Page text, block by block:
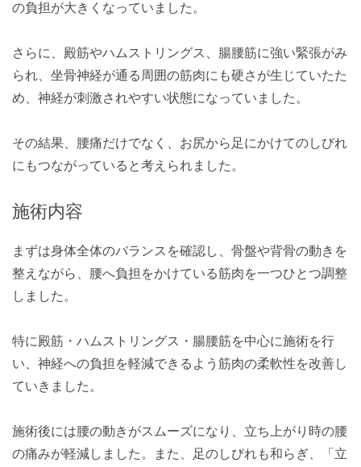
の負担が大きくなっていました。
さらに、殿筋やハムストリングス、腸腰筋に強い緊張がみ
られ、坐骨神経が通る周囲の筋肉にも硬さが生じていたた
め、神経が刺激されやすい状態になっていました。
その結果、腰痛だけでなく、お尻から足にかけてのしびれ
にもつながっていると考えられました。
施術内容
まずは身体全体のバランスを確認し、骨盤や背骨の動きを
整えながら、腰へ負担をかけている筋肉を一つひとつ調整
しました。
特に殿筋・ハムストリングス・腸腰筋を中心に施術を行
い、神経への負担を軽減できるよう筋肉の柔軟性を改善し
ていきました。
施術後には腰の動きがスムーズになり、立ち上がり時の腰
の痛みが軽減しました。また、足のしびれも和らぎ、「立